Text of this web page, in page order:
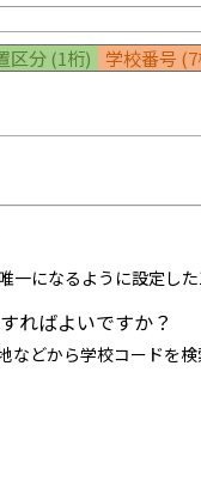
区分 (1桁) 学校番号
一になるように設定し
ればよいですか？
などから学校コードを